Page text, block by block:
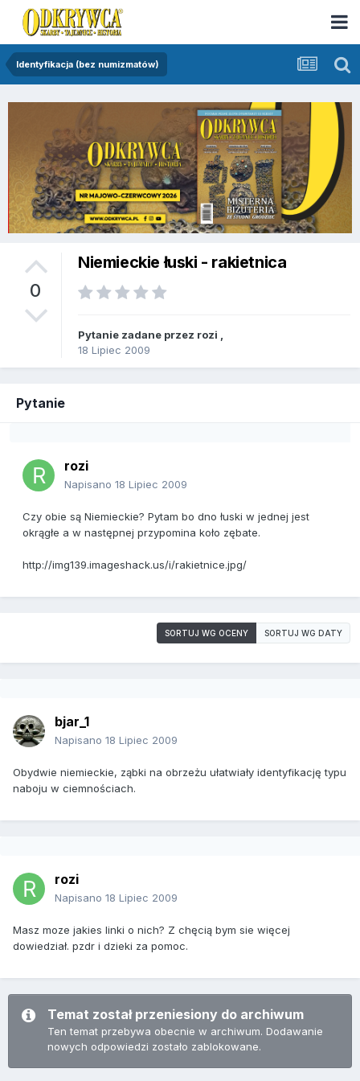
Identyfikacja (bez numizmatów)
0
Niemieckie łuski - rakietnica
Pytanie zadane przez rozi
18 Lipiec 2009
Pytanie
rozi
Napisano 18 Lipiec 2009
Czy obie są Niemieckie? Pytam bo dno łuski w jednej jest
okrągłe a w następnej przypomina koło zębate.
http://img139.imageshack.us/i/rakietnice.jpg/
SORTUJ WG OCENY SORTUJ WG DATY
bjar_1
Napisano 18 Lipiec 2009
Obydwie niemieckie, ząbki na obrzeżu ułatwiały identyfikację typu
naboju w ciemnościach.
rozi
Napisano 18 Lipiec 2009
Masz moze jakies linki o nich? Z chęcią bym sie więcej
dowiedział. pzdr i dzieki za pomoc.
Temat został przeniesiony do archiwum
Ten temat przebywa obecnie w archiwum. Dodawanie
nowych odpowiedzi zostało zablokowane.